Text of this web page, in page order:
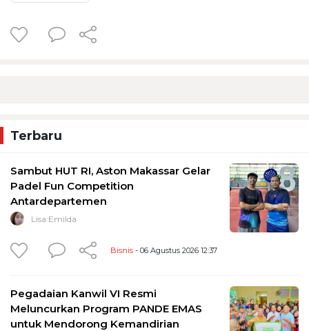
Terbaru
Sambut HUT RI, Aston Makassar Gelar
Padel Fun Competition
Antardepartemen
Lisa Emilda
Bisnis - 06 Agustus 2026 12:37
Pegadaian Kanwil VI Resmi
Meluncurkan Program PANDE EMAS
untuk Mendorong Kemandirian